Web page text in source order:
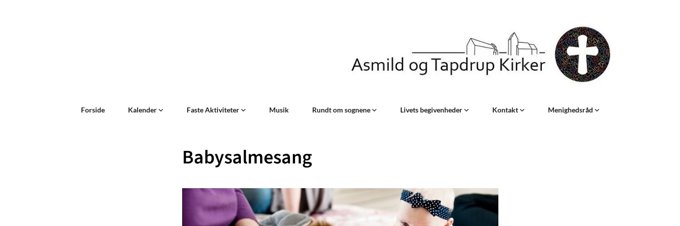
Forside Kalender Faste Aktiviteter Musik Rundt om sognene Livets begivenheder Kontakt Menighedsråd
Babysalmesang